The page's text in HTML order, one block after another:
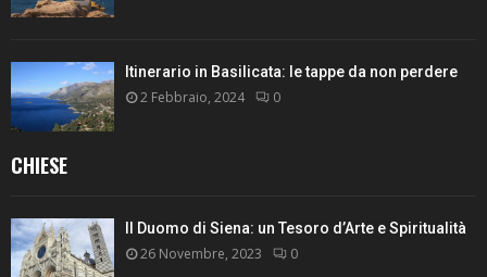
Itinerario in Basilicata: le tappe da non perdere
2 Febbraio, 2024 0
CHIESE
Il Duomo di Siena: un Tesoro d’Arte e Spiritualità
26 Novembre, 2023 0